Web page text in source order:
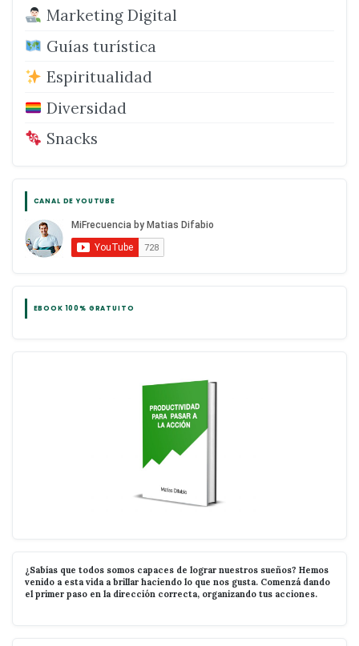
Marketing Digital
Guías turística
Espiritualidad
Diversidad
Snacks
CANAL DE YOUTUBE
EBOOK 100% GRATUITO
¿Sabías que todos somos capaces de lograr nuestros sueños? Hemos
venido a esta vida a brillar haciendo lo que nos gusta. Comenzá dando
el primer paso en la dirección correcta, organizando tus acciones.